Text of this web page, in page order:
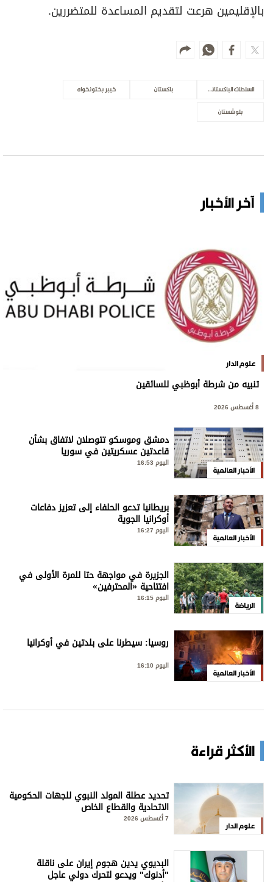
بالإقليمين هرعت لتقديم المساعدة للمتضررين.
السلطات الباكستانية باكستان خيبر بختونخواه
بلوشستان
آخر الأخبار
علوم الدار
تنبيه من شرطة أبوظبي للسائقين
8 أغسطس 2026
الأخبار العالمية
دمشق وموسكو تتوصلان لاتفاق بشأن
قاعدتين عسكريتين في سوريا
اليوم 16:53
الأخبار العالمية
بريطانيا تدعو الحلفاء إلى تعزيز دفاعات
أوكرانيا الجوية
اليوم 16:27
الرياضة
الجزيرة في مواجهة حتا للمرة الأولى في
افتتاحية «المحترفين»
اليوم 16:15
الأخبار العالمية
روسيا: سيطرنا على بلدتين في أوكرانيا
اليوم 16:10
الأكثر قراءة
علوم الدار
تحديد عطلة المولد النبوي للجهات الحكومية
الاتحادية والقطاع الخاص
البديوي يدين هجوم إيران على ناقلة
"أدنوك" ويدعو لتحرك دولي عاجل